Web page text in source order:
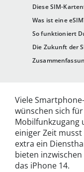
Diese SIM-
Was ist eine
So funktioniert
Die Zukunft der
Viele
wünschen sich
Mobilfunkzugang
einiger Zeit
extra ein
bieten
das iPhone 14.